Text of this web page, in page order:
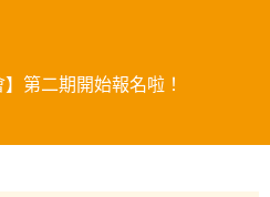
】第二期開始報名啦！